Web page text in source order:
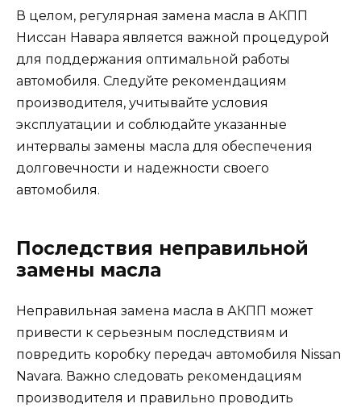
В целом, регулярная замена масла в АКПП
Ниссан Навара является важной процедурой
для поддержания оптимальной работы
автомобиля. Следуйте рекомендациям
производителя, учитывайте условия
эксплуатации и соблюдайте указанные
интервалы замены масла для обеспечения
долговечности и надежности своего
автомобиля.
Последствия неправильной
замены масла
Неправильная замена масла в АКПП может
привести к серьезным последствиям и
повредить коробку передач автомобиля Nissan
Navara. Важно следовать рекомендациям
производителя и правильно проводить